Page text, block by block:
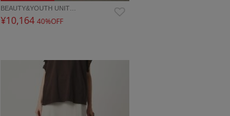
BEAUTY&YOUTH UNIT…
¥10,164 40%OFF